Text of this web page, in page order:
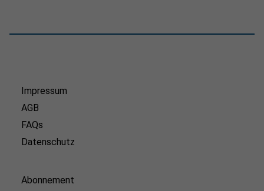
Impressum
AGB
FAQs
Datenschutz
Abonnement